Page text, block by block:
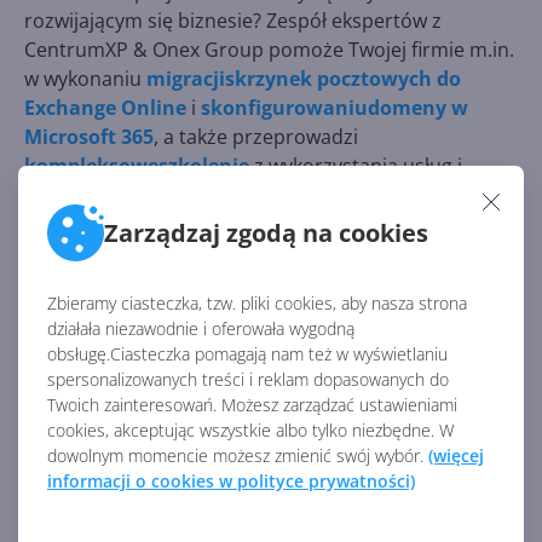
Zarządzaj zgodą na cookies
Zbieramy ciasteczka, tzw. pliki cookies, aby nasza strona
działała niezawodnie i oferowała wygodną
obsługę.Ciasteczka pomagają nam też w wyświetlaniu
spersonalizowanych treści i reklam dopasowanych do
Twoich zainteresowań. Możesz zarządzać ustawieniami
cookies, akceptując wszystkie albo tylko niezbędne. W
dowolnym momencie możesz zmienić swój wybór. (więcej
informacji o cookies w polityce prywatności)
rozwijającym się biznesie? Zespół ekspertów z
CentrumXP & Onex Group pomoże Twojej firmie m.in.
w wykonaniu migracjiskrzynek pocztowych do
Exchange Online i skonfigurowaniudomeny w
Microsoft 365, a także przeprowadzi
kompleksoweszkoleniez wykorzystania usług i
skontaktujsię z nami, a przygotujemy dla Ciebie
indywidualne rozwiązanie.
Źródło:
https://techcommunity.microsoft.com/t5/internet-
of-things-blog/announcing-windows-11-iot-
enterprise-ltsc-2024-empowering-edge/ba-
p/4148329